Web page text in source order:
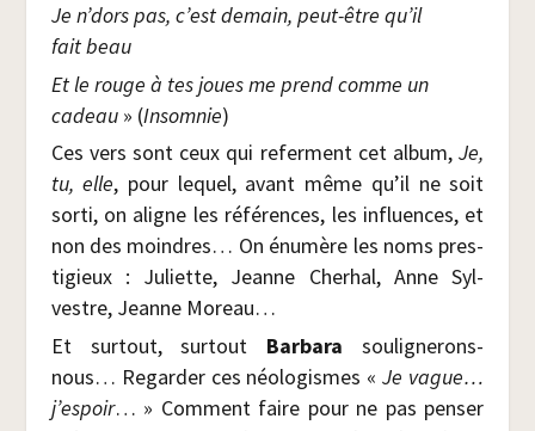
Je n’dors pas, c’est demain, peut-être qu’il
fait beau
Et le rouge à tes joues me prend comme un
cadeau» (Insom­nie)
Ces vers sont ceux qui referment cet album,Je,
tu, elle, pour lequel, avant même qu’il ne soit
sor­ti, on aligne les réfé­rences, les influences, et
non des moindres… On énu­mère les noms pres­
ti­gieux : Juliette, Jeanne Che­rhal, Anne Syl­
vestre, Jeanne Moreau…
Et sur­tout, sur­tout Bar­ba­ra sou­li­gne­rons-
nous… Regar­der ces néo­lo­gismes «Je vague…
j’espoir… » Com­ment faire pour ne pas pen­ser